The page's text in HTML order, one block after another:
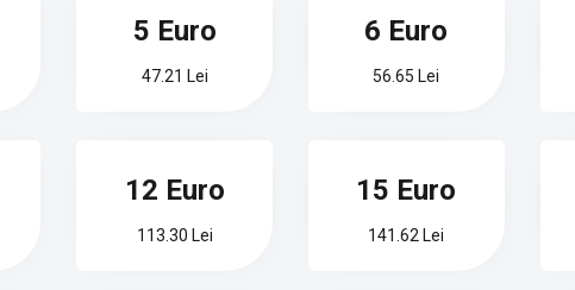
5 Euro
47.21 Lei
6 Euro
56.65 Lei
12 Euro
113.30 Lei
15 Euro
141.62 Lei